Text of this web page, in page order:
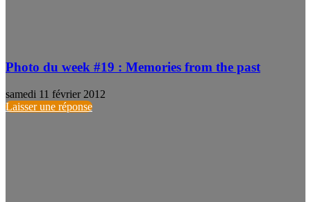
Photo du week #19 : Memories from the past
samedi 11 février 2012
Laisser une réponse